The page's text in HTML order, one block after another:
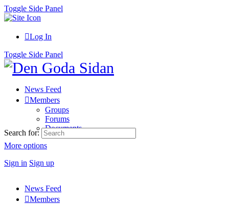
Toggle Side Panel
Log In
Toggle Side Panel
News Feed
Members
Groups
Forums
Documents
More options
Sign in Sign up
Search for:
News Feed
Members